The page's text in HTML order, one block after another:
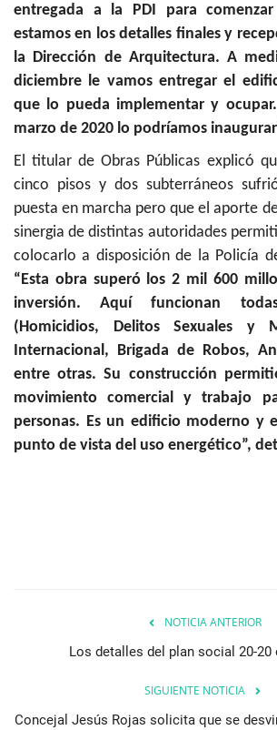
entregada a la PDI para
estamos en los detalles finales y
la Dirección de Arquitectura. A
diciembre le vamos entregar el
que lo pueda implementar y
marzo de 2020 lo podríamos
El titular de Obras Públicas explicó
cinco pisos y dos subterráneos
puesta en marcha pero que el aporte
sinergia de distintas autoridades
colocarlo a disposición de la Policía
“Esta obra superó los 2 mil 600
inversión. Aquí funcionan
(Homicidios, Delitos Sexuales y
Internacional, Brigada de Robos,
entre otras. Su construcción
movimiento comercial y trabajo
personas. Es un edificio moderno y
punto de vista del uso energético”,
NOTICIA ANTERIOR
Los detalles del plan social 20-20
SIGUIENTE NOTICIA
Concejal Jesús Rojas solicita que se